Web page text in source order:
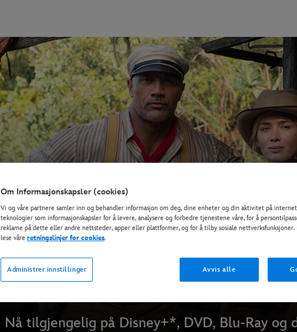
Nå tilgjengelig på Disney+*, DVD, Blu-Ray og
Om Informasjonskapsler (cookies)
Vi og våre partnere samler inn og behandler informasjon om deg, dine enheter og din aktivitet på
teknologier som informasjonskapsler for å levere, analysere og forbedre tjenestene våre, for å
reklame på dette eller andre nettsteder, apper eller plattformer, og for å tilby sosiale nettverksfunksjoner.
lese våre retningslinjer for cookies.
Administrer innstillinger Avvis alle